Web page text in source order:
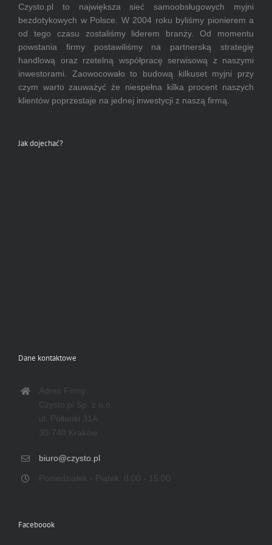
Czysto.pl to największa sieć samoobsługowych myjni
bezdotykowych w Polsce. W 2004 roku byliśmy pionierem a
od tego czasu zostaliśmy liderem branży. Od momentu
powstania firmy postawiliśmy na partnerską strategię
handlową oraz rzetelną współpracę serwisową z naszymi
inwestorami. Zaowocowało to budową kilkuset myjni przy
czym warto zauważyć że niespełna kilka procent naszych
klientów poprzestaje na jednej inwestycji z naszą firmą.
Jak dojechać?
Dane kontaktowe
Adres Firmy:
Czysto.pl Sp. z o.o.
ul. Półłanki 31A
30-740 Kraków
biuro@czysto.pl
Poniedziałek - Piątek: 8:00 - 15:00
Faceboook